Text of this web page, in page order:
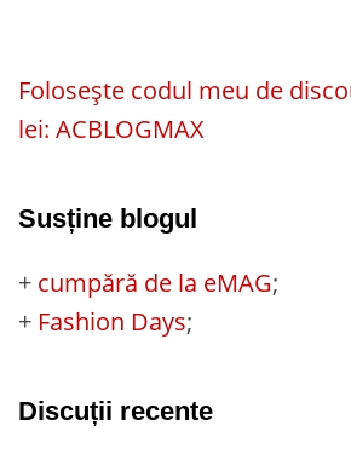
Folosește codul meu de
lei: ACBLOGMAX
Susține blogul
+ cumpără de la eMAG;
+ Fashion Days;
Discuții recente